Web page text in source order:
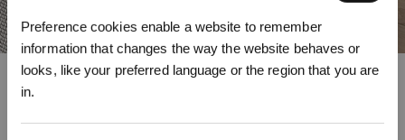
Preference cookies enable a website to remember
information that changes the way the website behaves or
looks, like your preferred language or the region that you are
in.
21000 Pa starke Saugleistung
Produktfamilie T50 liefern eine kraftvolle Saugleistung von 21000 Pa, mit der
* Registrieren und Belohnungen sichern